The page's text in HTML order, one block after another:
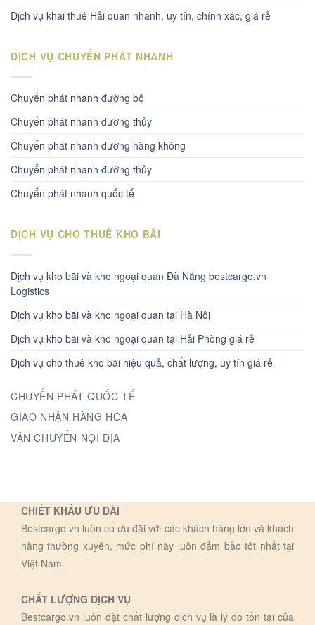
Dịch vụ khai thuê Hải quan nhanh, uy tín, chính xác, giá rẻ
DỊCH VỤ CHUYỂN PHÁT NHANH
Chuyển phát nhanh đường bộ
Chuyển phát nhanh dường thủy
Chuyển phát nhanh đường hàng không
Chuyển phát nhanh đường thủy
Chuyển phát nhanh quốc tế
DỊCH VỤ CHO THUÊ KHO BÃI
Dịch vụ kho bãi và kho ngoại quan Đà Nẵng bestcargo.vn
Logistics
Dịch vụ kho bãi và kho ngoại quan tại Hà Nội
Dịch vụ kho bãi và kho ngoại quan tại Hải Phòng giá rẻ
Dịch vụ cho thuê kho bãi hiệu quả, chất lượng, uy tín giá rẻ
CHUYỂN PHÁT QUỐC TẾ
GIAO NHẬN HÀNG HÓA
VẬN CHUYỂN NỘI ĐỊA
CHIẾT KHẤU ƯU ĐÃI
Bestcargo.vn luôn có ưu đãi với các khách hàng lớn và khách
hàng thường xuyên, mức phí này luôn đảm bảo tôt nhất tại
Việt Nam.
CHẤT LƯỢNG DỊCH VỤ
Bestcargo.vn luôn đặt chất lượng dịch vụ là lý do tồn tại của